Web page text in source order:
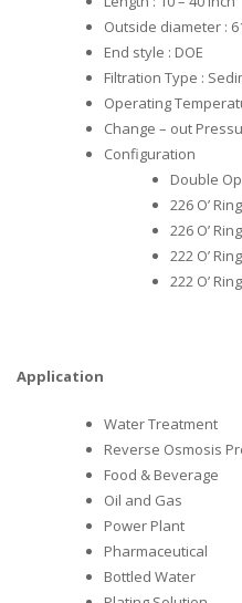
Outside diameter :
End style : DOE
Filtration Type :
Operating
Change – out
Configuration
Double
226 O’
226 O’
222 O’
222 O’
Application
Water Treatment
Reverse Osmosis
Food & Beverage
Oil and Gas
Power Plant
Pharmaceutical
Bottled Water